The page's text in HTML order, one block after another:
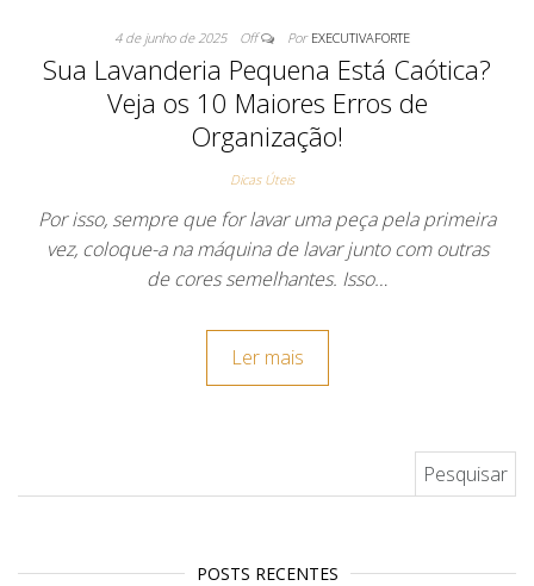
4 de junho de 2025 Off Por EXECUTIVAFORTE
Sua Lavanderia Pequena Está Caótica?
Veja os 10 Maiores Erros de
Organização!
Dicas Úteis
Por isso, sempre que for lavar uma peça pela primeira
vez, coloque-a na máquina de lavar junto com outras
de cores semelhantes. Isso…
Ler mais
POSTS RECENTES